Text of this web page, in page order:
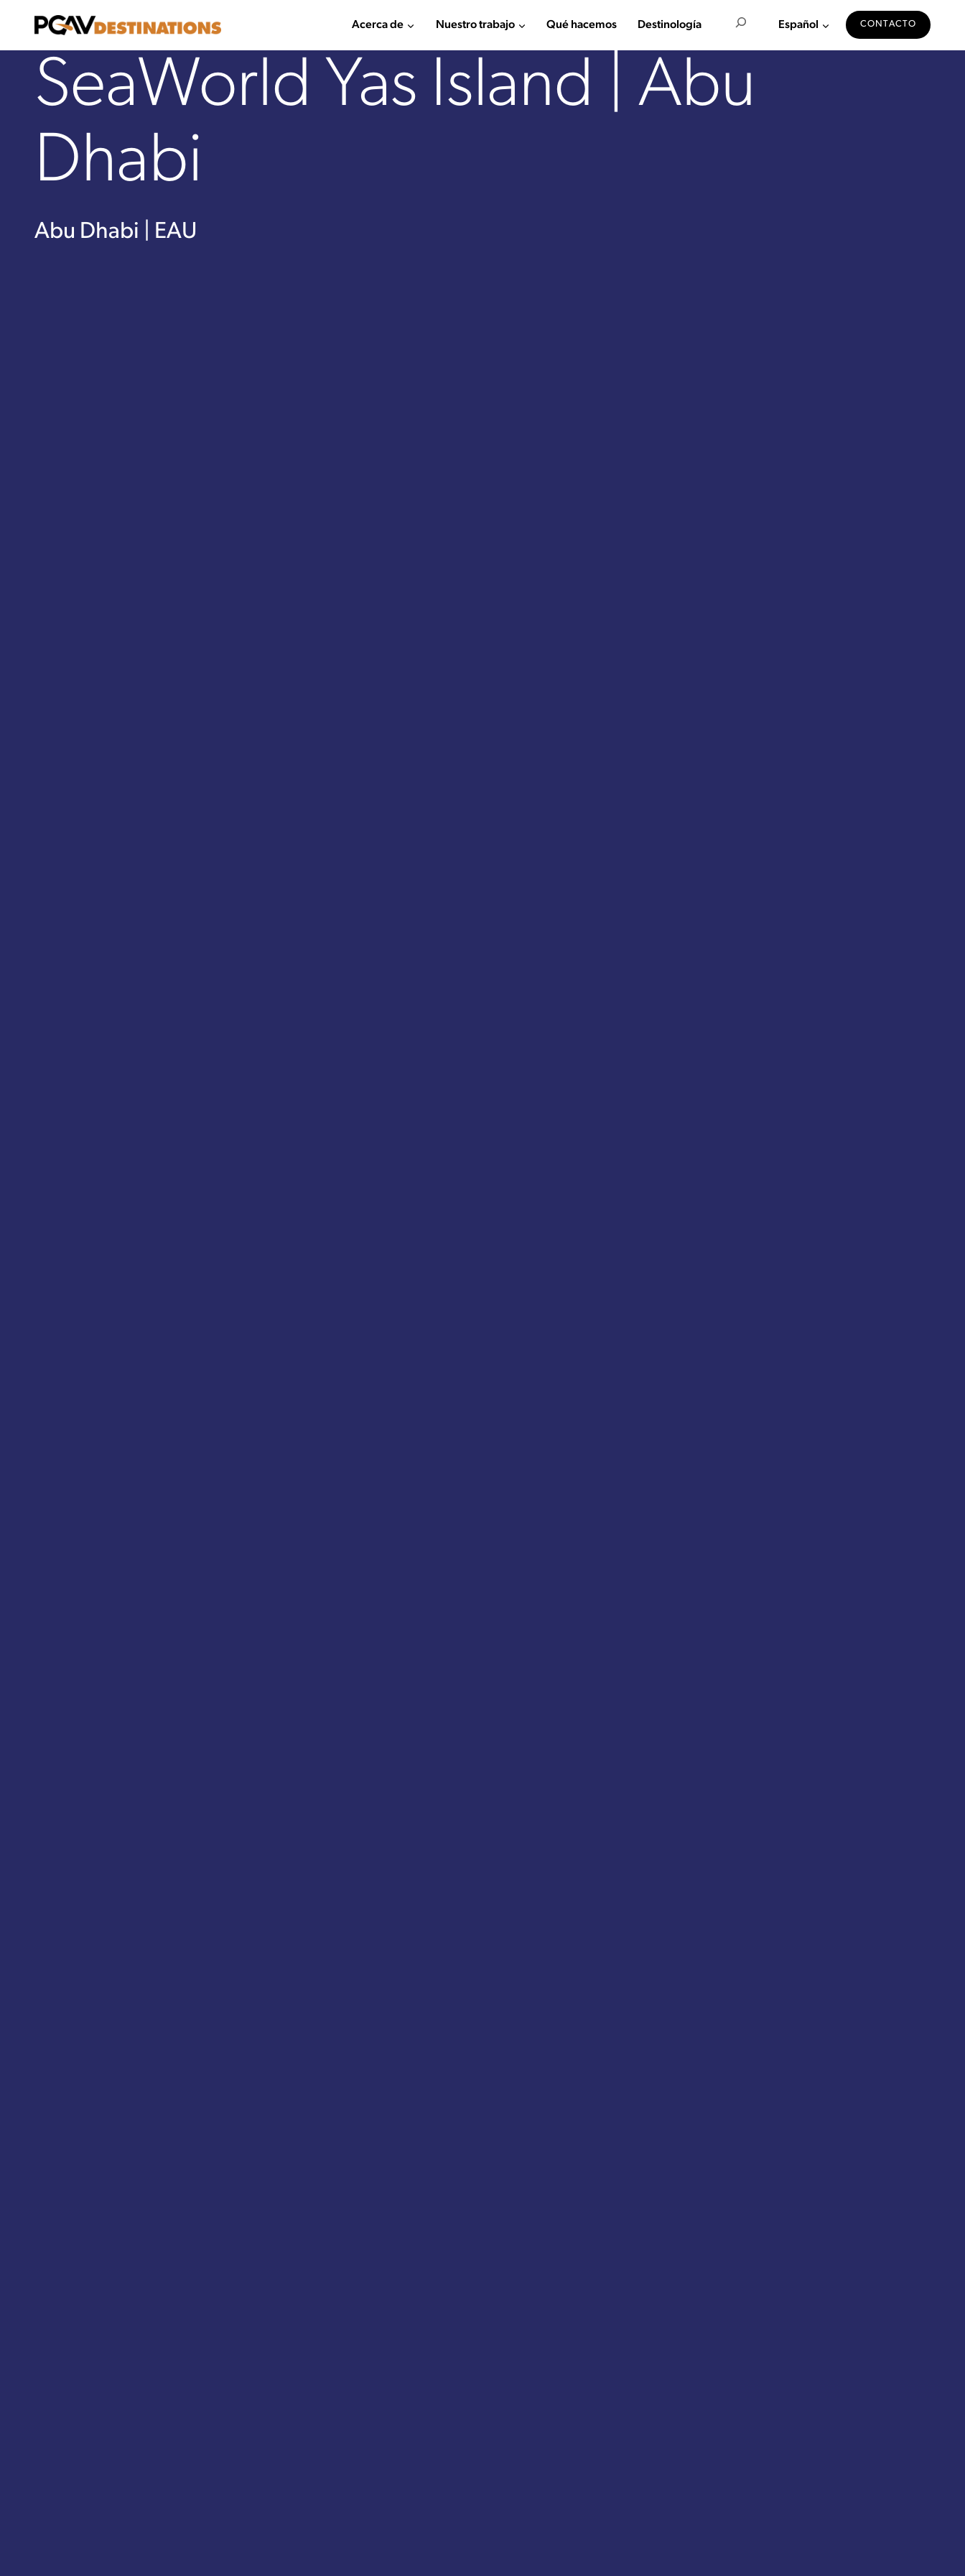
Acerca de Nuestro trabajo Qué hacemos Destinología Buscar en Español CONTACTO
SeaWorld Yas Island | Abu
Dhabi
Abu Dhabi | EAU